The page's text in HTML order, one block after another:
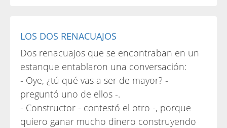
LOS DOS RENACUAJOS
Dos renacuajos que se encontraban en un
estanque entablaron una conversación:
- Oye, ¿tú qué vas a ser de mayor? -
preguntó uno de ellos -.
- Constructor - contestó el otro -, porque
quiero ganar mucho dinero construyendo